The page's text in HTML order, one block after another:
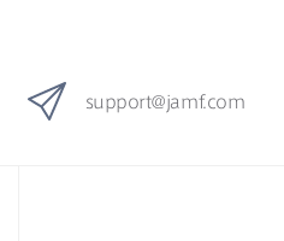
support@jamf.com